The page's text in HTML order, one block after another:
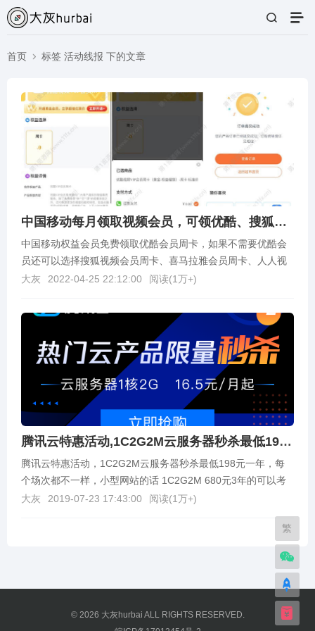
首页 标签 活动线报 下的文章
中国移动每月领取视频会员，可领优酷、搜狐等视频会员
中国移动权益会员免费领取优酷会员周卡，如果不需要优酷会
员还可以选择搜狐视频会员周卡、喜马拉雅会员周卡、人人视
频、咪咕视频会员等周卡。领取方法：手机打开链接进入活...
大灰 2022-04-25 22:12:00 阅读(1万+)
腾讯云特惠活动,1C2G2M云服务器秒杀最低198元一年
腾讯云特惠活动，1C2G2M云服务器秒杀最低198元一年，每
个场次都不一样，小型网站的话 1C2G2M 680元3年的可以考
虑，有需要的看可以去看看。。活动对象...
大灰 2019-07-23 17:43:00 阅读(1万+)
© 2026 大灰hurbai ALL RIGHTS RESERVED.
繁